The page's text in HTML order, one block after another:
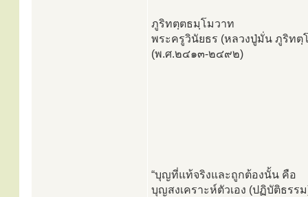
ภูริทตฺตธมฺโมวาท
พระครูวินัยธร (หลวงปู่มั่น ภูริทตฺ
(พ.ศ.๒๔๑๓-๒๔๙๒)
“บุญที่แท้จริงและถูกต้องนั้น คือ
บุญสงเคราะห์ตัวเอง (ปฏิบัติธรร